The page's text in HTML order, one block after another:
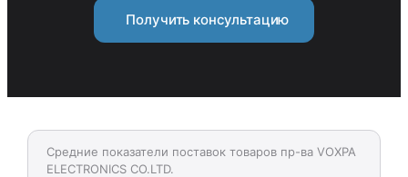
Получить консультацию
Средние показатели поставок товаров пр-ва VOXPA
ELECTRONICS CO.LTD.